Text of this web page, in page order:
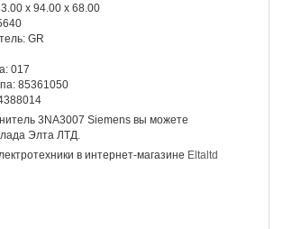
x 94.00 x 68.00
GR
017
85361050
3NA3007 Siemens вы можете
Элта ЛТД.
в интернет-магазине Eltaltd